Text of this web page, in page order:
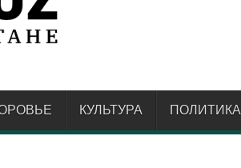
КУЛЬТУРА ПОЛИТИКА